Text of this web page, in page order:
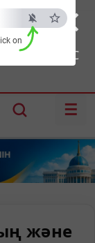
×
ESC
on
Шымкент:36°C
☰
және